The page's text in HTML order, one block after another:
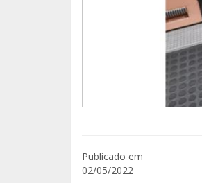
Publicado em
02/05/2022